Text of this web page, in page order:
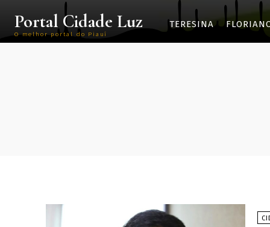
Portal Cidade Luz
O melhor portal do Piauí
TERESINA